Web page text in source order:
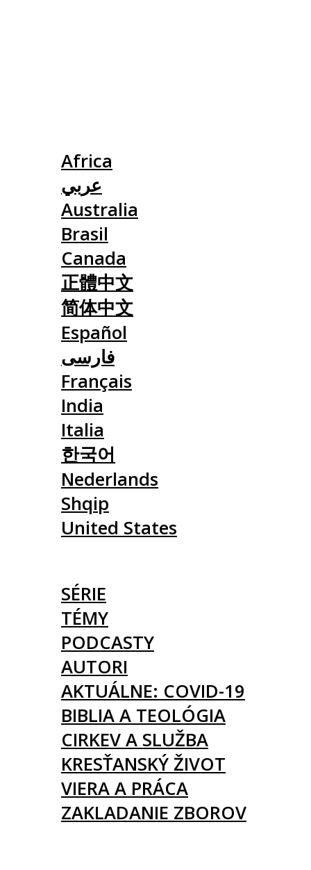
Africa
عربي
Australia
Brasil
Canada
正體中文
简体中文
Español
فارسی
Français
India
Italia
한국어
Nederlands
Shqip
United States
SÉRIE
TÉMY
PODCASTY
AUTORI
AKTUÁLNE: COVID-19
BIBLIA A TEOLÓGIA
CIRKEV A SLUŽBA
KRESŤANSKÝ ŽIVOT
VIERA A PRÁCA
ZAKLADANIE ZBOROV